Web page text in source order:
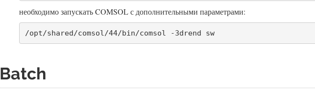
необходимо запускать COMSOL с дополнительными параметрами:
/opt/shared/comsol/44/bin/comsol -3drend sw
Batch